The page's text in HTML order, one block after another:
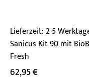
Lieferzeit:2-5
Sanicus Kit 90 mit
Fresh
62,95€